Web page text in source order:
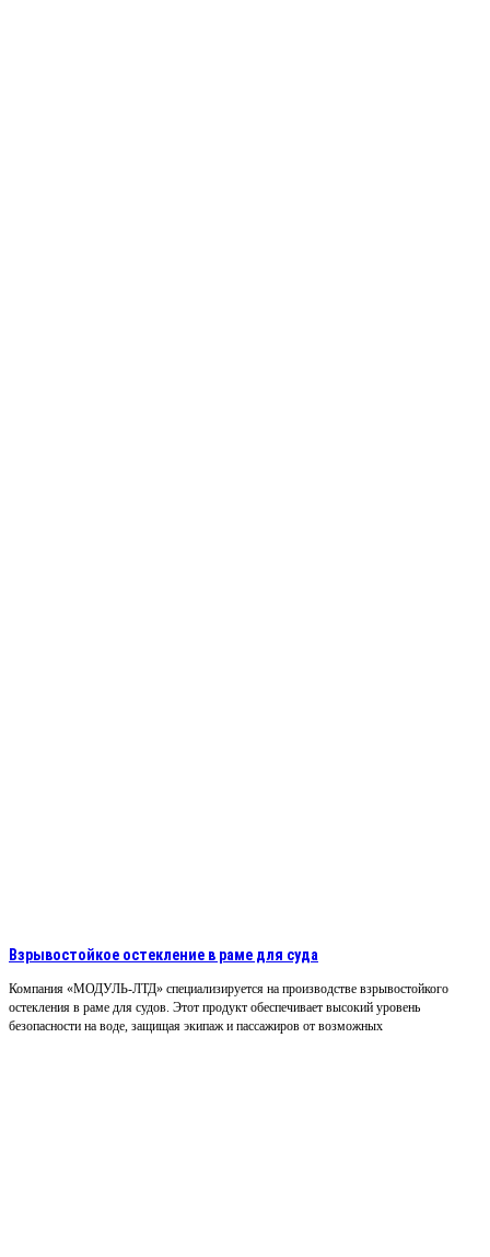
Взрывостойкое остекление в раме для суда
Компания «МОДУЛЬ-ЛТД» специализируется на производстве взрывостойкого
остекления в раме для судов. Этот продукт обеспечивает высокий уровень
безопасности на воде, защищая экипаж и пассажиров от возможных